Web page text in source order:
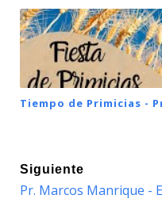
Tiempo de Primicias -
Siguiente
Pr. Marcos Manrique -